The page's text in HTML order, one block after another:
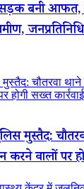
बनी आफत,
चौतरवा थाने
होगी सख्त कार्रवाई
मुस्तैद:
वालों पर